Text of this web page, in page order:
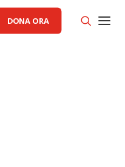
DONA ORA